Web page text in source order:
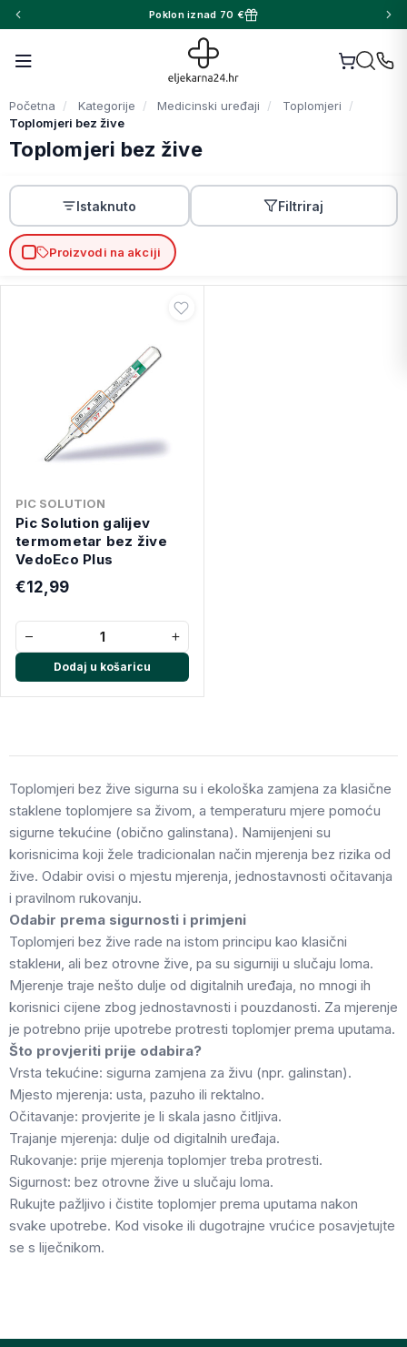
Poklon iznad 70 €
Početna Kategorije Medicinski uređaji
Toplomjeri
Toplomjeri bez žive
Toplomjeri bez žive
Istaknuto Filtriraj
Proizvodi na akciji
PIC SOLUTION
Pic Solution galijev
termometar bez žive
VedoEco Plus
€12,99
− +
Dodaj u košaricu
Toplomjeri bez žive sigurna su i ekološka zamjena za klasične
staklene toplomjere sa živom, a temperaturu mjere pomoću
sigurne tekućine (obično galinstana). Namijenjeni su
korisnicima koji žele tradicionalan način mjerenja bez rizika od
žive. Odabir ovisi o mjestu mjerenja, jednostavnosti očitavanja
i pravilnom rukovanju.
Odabir prema sigurnosti i primjeni
Toplomjeri bez žive rade na istom principu kao klasični
staklени, ali bez otrovne žive, pa su sigurniji u slučaju loma.
Mjerenje traje nešto dulje od digitalnih uređaja, no mnogi ih
korisnici cijene zbog jednostavnosti i pouzdanosti. Za mjerenje
je potrebno prije upotrebe protresti toplomjer prema uputama.
Što provjeriti prije odabira?
Vrsta tekućine: sigurna zamjena za živu (npr. galinstan).
Mjesto mjerenja: usta, pazuho ili rektalno.
Očitavanje: provjerite je li skala jasno čitljiva.
Trajanje mjerenja: dulje od digitalnih uređaja.
Rukovanje: prije mjerenja toplomjer treba protresti.
Sigurnost: bez otrovne žive u slučaju loma.
Rukujte pažljivo i čistite toplomjer prema uputama nakon
svake upotrebe. Kod visoke ili dugotrajne vrućice posavjetujte
se s liječnikom.